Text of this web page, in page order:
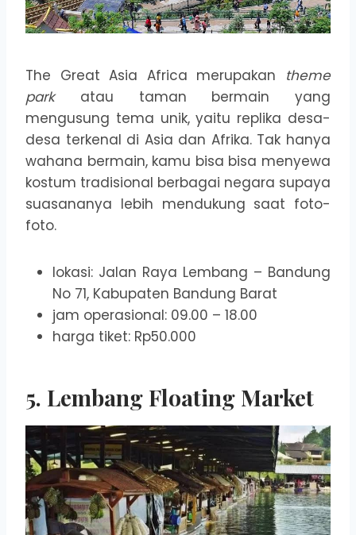
The Great Asia Africa merupakan theme
park atau taman bermain yang
mengusung tema unik, yaitu replika desa-
desa terkenal di Asia dan Afrika. Tak hanya
wahana bermain, kamu bisa bisa menyewa
kostum tradisional berbagai negara supaya
suasananya lebih mendukung saat foto-
foto.
lokasi: Jalan Raya Lembang – Bandung
No 71, Kabupaten Bandung Barat
jam operasional: 09.00 – 18.00
harga tiket: Rp50.000
5. Lembang Floating Market